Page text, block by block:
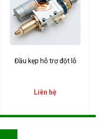
Đầu kẹp hỗ trợ đột lỗ
Liên hệ